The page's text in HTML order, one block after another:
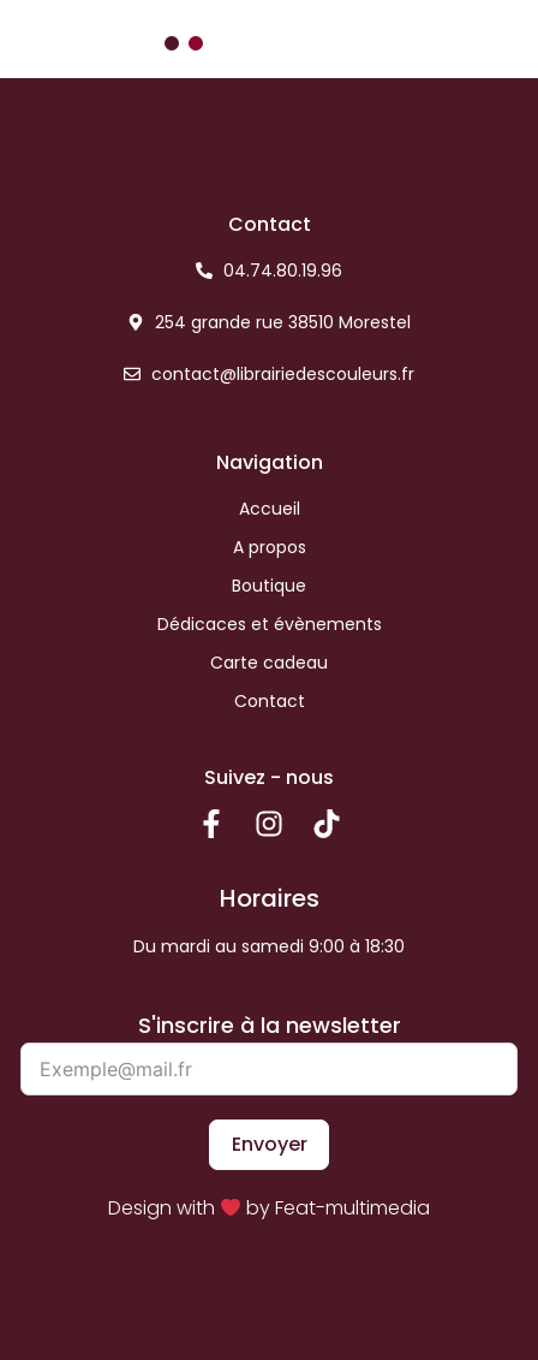
Contact
04.74.80.19.96
254 grande rue 38510 Morestel
contact@librairiedescouleurs.fr
Navigation
Accueil
A propos
Boutique
Dédicaces et évènements
Carte cadeau
Contact
Suivez - nous
Horaires
Du mardi au samedi 9:00 à 18:30
S'inscrire à la newsletter
Envoyer
Design with by Feat-multimedia